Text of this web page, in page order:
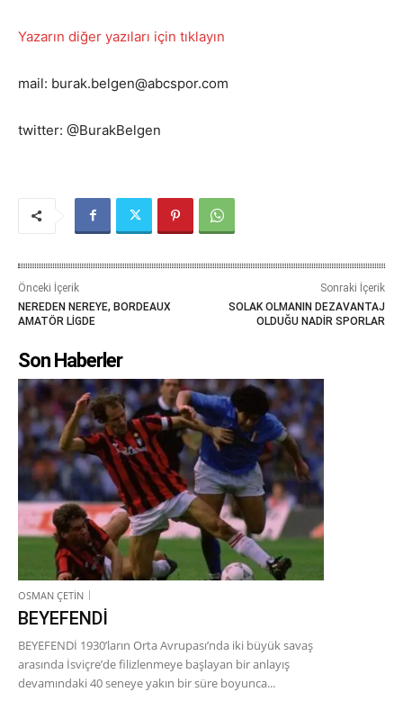
Yazarın diğer yazıları için tıklayın
mail: burak.belgen@abcspor.com
twitter: @BurakBelgen
Önceki İçerik
NEREDEN NEREYE, BORDEAUX
AMATÖR LİGDE
Sonraki İçerik
SOLAK OLMANIN DEZAVANTAJ
OLDUĞU NADİR SPORLAR
Son Haberler
OSMAN ÇETİN
BEYEFENDİ
BEYEFENDİ 1930’ların Orta Avrupası’nda iki büyük savaş
arasında İsviçre’de filizlenmeye başlayan bir anlayış
devamındaki 40 seneye yakın bir süre boyunca...